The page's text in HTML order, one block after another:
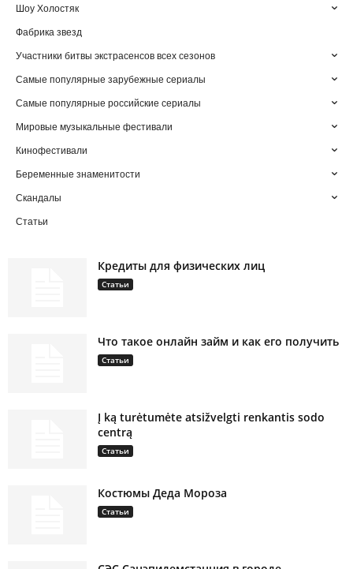
Шоу Холостяк
Фабрика звезд
Участники битвы экстрасенсов всех сезонов
Самые популярные зарубежные сериалы
Самые популярные российские сериалы
Мировые музыкальные фестивали
Кинофестивали
Беременные знаменитости
Скандалы
Статьи
Кредиты для физических лиц
Статьи
Что такое онлайн займ и как его получить
Статьи
Į ką turėtumėte atsižvelgti renkantis sodo
centrą
Статьи
Костюмы Деда Мороза
Статьи